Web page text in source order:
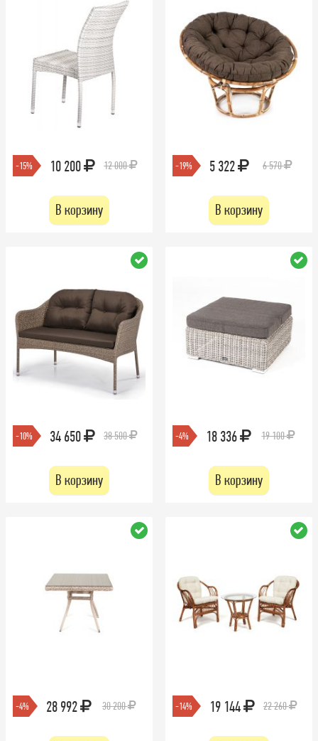
-15% 10 200 12 000
В корзину
-19% 5 322 6 570
В корзину
-10% 34 650 38 500
В корзину
-4% 18 336 19 100
В корзину
-4% 28 992 30 200 -14% 19 144 22 260